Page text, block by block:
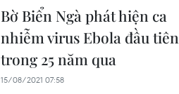
Bờ Biển Ngà phát hiện ca
nhiễm virus Ebola đầu tiên
trong 25 năm qua
15/08/2021 07:58